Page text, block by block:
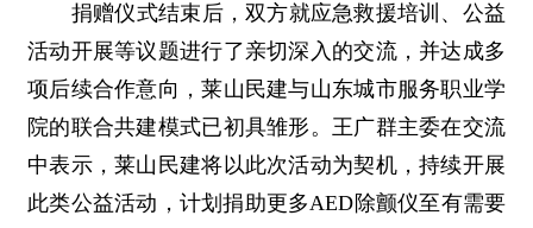
捐赠仪式结束后，双方就应急救援培训、公益
活动开展等议题进行了亲切深入的交流，并达成多
项后续合作意向，莱山民建与山东城市服务职业学
院的联合共建模式已初具雏形。王广群主委在交流
中表示，莱山民建将以此次活动为契机，持续开展
此类公益活动，计划捐助更多AED除颤仪至有需要